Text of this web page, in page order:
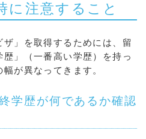
に注意すること
」を取得するためには、留
」（一番高い学歴）を持っ
が異なってきます。
学歴が何であるか確認